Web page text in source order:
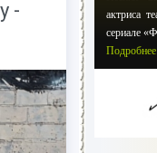
-
актриса
сериале